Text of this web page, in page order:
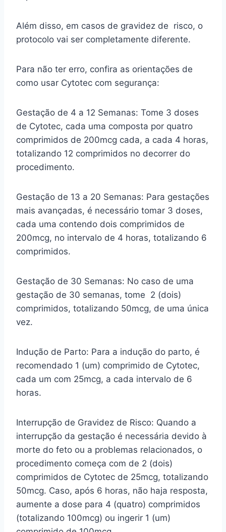
Além disso, em casos de gravidez de risco, o
protocolo vai ser completamente diferente.
Para não ter erro, confira as orientações de
como usar Cytotec com segurança:
Gestação de 4 a 12 Semanas: Tome 3 doses
de Cytotec, cada uma composta por quatro
comprimidos de 200mcg cada, a cada 4 horas,
totalizando 12 comprimidos no decorrer do
procedimento.
Gestação de 13 a 20 Semanas: Para gestações
mais avançadas, é necessário tomar 3 doses,
cada uma contendo dois comprimidos de
200mcg, no intervalo de 4 horas, totalizando 6
comprimidos.
Gestação de 30 Semanas: No caso de uma
gestação de 30 semanas, tome 2 (dois)
comprimidos, totalizando 50mcg, de uma única
vez.
Indução de Parto: Para a indução do parto, é
recomendado 1 (um) comprimido de Cytotec,
cada um com 25mcg, a cada intervalo de 6
horas.
Interrupção de Gravidez de Risco: Quando a
interrupção da gestação é necessária devido à
morte do feto ou a problemas relacionados, o
procedimento começa com de 2 (dois)
comprimidos de Cytotec de 25mcg, totalizando
50mcg. Caso, após 6 horas, não haja resposta,
aumente a dose para 4 (quatro) comprimidos
(totalizando 100mcg) ou ingerir 1 (um)